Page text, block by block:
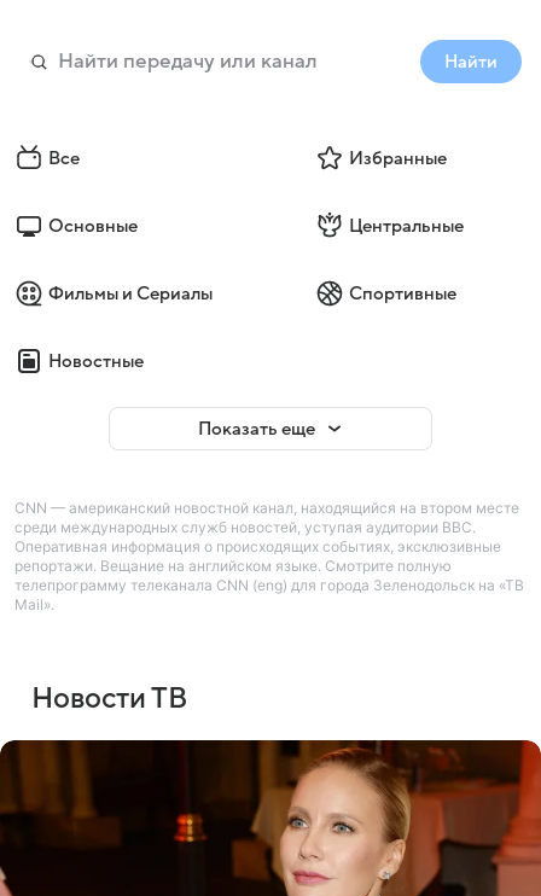
Найти
Все Избранные
Основные Центральные
Фильмы и Сериалы Спортивные
Новостные
Показать еще
CNN — американский новостной канал, находящийся на втором месте
среди международных служб новостей, уступая аудитории BBC.
Оперативная информация о происходящих событиях, эксклюзивные
репортажи. Вещание на английском языке. Смотрите полную
телепрограмму телеканала CNN (eng) для города Зеленодольск на «ТВ
Mail».
Новости ТВ